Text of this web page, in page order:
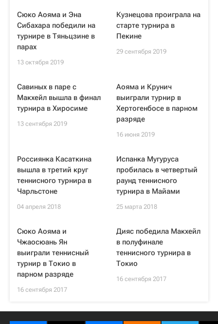
Сюко Аояма и Эна
Сибахара победили на
турнире в Тяньцзине в
парах
13 октября 2019
Кузнецова проиграла на
старте турнира в
Пекине
29 сентября 2019
Савиных в паре с
Макхейл вышла в финал
турнира в Хиросиме
13 сентября 2019
Аояма и Крунич
выиграли турнир в
Хертогенбосе в парном
разряде
16 июня 2019
Россиянка Касаткина
вышла в третий круг
теннисного турнира в
Чарльстоне
04 апреля 2018
Испанка Мугуруса
пробилась в четвертый
раунд теннисного
турнира в Майами
25 марта 2018
Сюко Аояма и
Чжаосюань Ян
выиграли теннисный
турнир в Токио в
парном разряде
16 сентября 2017
Дияс победила Макхейл
в полуфинале
теннисного турнира в
Токио
16 сентября 2017